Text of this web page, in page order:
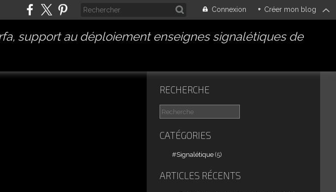
Connexion + Créer mon blog
support au déploiement enseignes signalétiques de
RECHERCHE
CATÉGORIES
Signalétique (5)
ARTICLES RÉCENTS